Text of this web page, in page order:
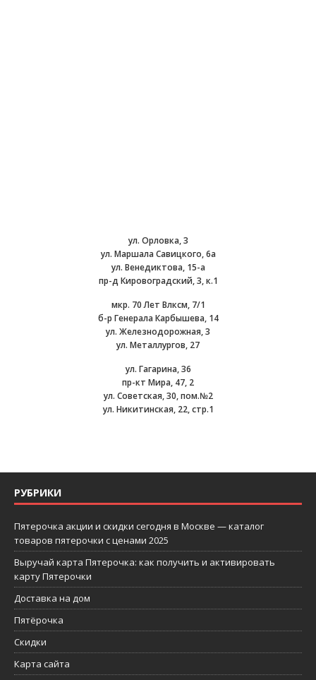
ул. Орловка, 3
ул. Маршала Савицкого, 6а
ул. Венедиктова, 15-а
пр-д Кировоградский, 3, к.1
мкр. 70 Лет Влксм, 7/1
б-р Генерала Карбышева, 14
ул. Железнодорожная, 3
ул. Металлургов, 27
ул. Гагарина, 36
пр-кт Мира, 47, 2
ул. Советская, 30, пом.№2
ул. Никитинская, 22, стр.1
РУБРИКИ
Пятерочка акции и скидки сегодня в Москве — каталог
товаров пятерочки с ценами 2025
Выручай карта Пятерочка: как получить и активировать
карту Пятерочки
Доставка на дом
Пятёрочка
Скидки
Карта сайта